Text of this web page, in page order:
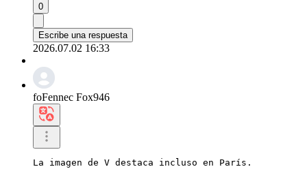
0
Escribe una respuesta
2026.07.02 16:33
foFennec Fox946
La imagen de V destaca incluso en París.